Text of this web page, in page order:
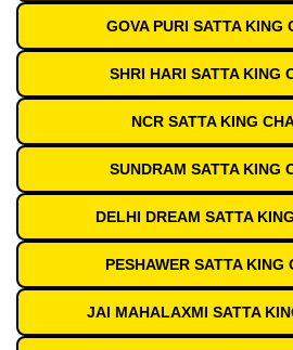
GOVA PURI SATTA KING
SHRI HARI SATTA KING
NCR SATTA KING
SUNDRAM SATTA KING
DELHI DREAM SATTA
PESHAWER SATTA KING
JAI MAHALAXMI SATTA